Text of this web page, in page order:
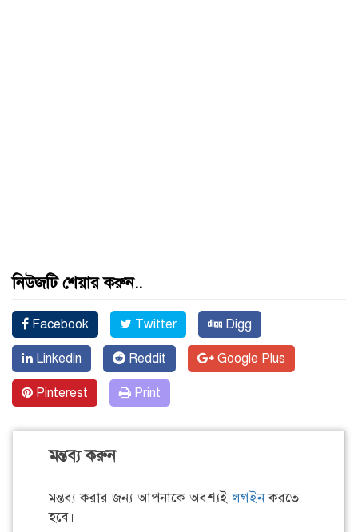
নিউজটি শেয়ার করুন..
Facebook Twitter Digg
Linkedin Reddit Google Plus
Pinterest Print
মন্তব্য করুন
মন্তব্য করার জন্য আপনাকে অবশ্যইলগইনকরতে
হবে।